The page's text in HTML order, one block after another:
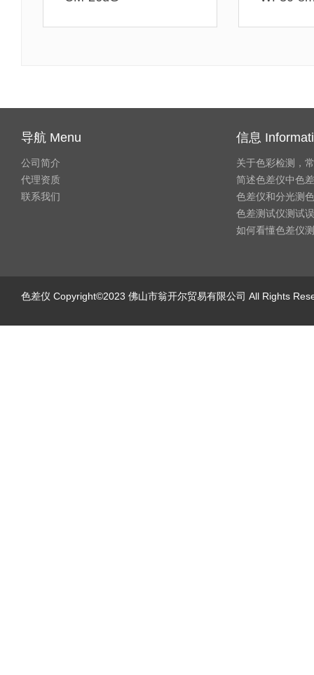
导航 Menu
公司简介
代理资质
联系我们
信息
关于色彩检测，
简述色差仪中色
色差仪和分光测
色差测试仪测试
如何看懂色差仪
色差仪 Copyright©2023 佛山市翁开尔贸易有限公司 All Rights